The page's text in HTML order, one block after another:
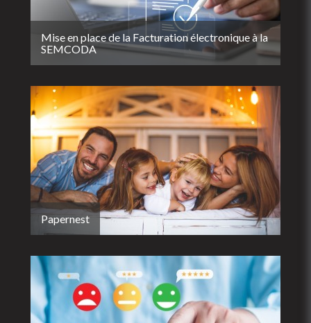
Mise en place de la Facturation électronique à la
SEMCODA
Papernest